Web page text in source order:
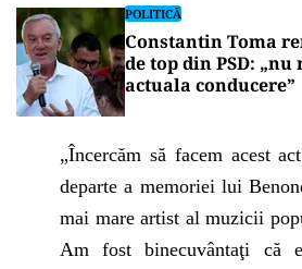
POLITICĂ
Constantin Toma
de top din PSD:
actuala conducere”
„Încercăm să facem acest
departe a memoriei lui
mai mare artist al muzicii
Am fost binecuvântaţi că